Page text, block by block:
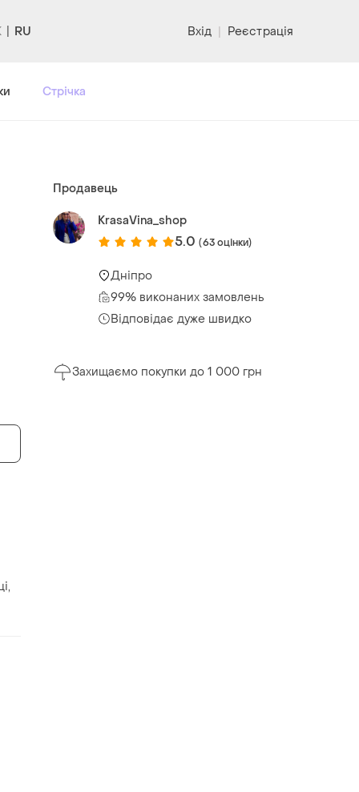
RU Вхід | Реєстрація
Стрічка
Продавець
KrasaVina_shop
5.0 (63 оцінки)
Дніпро
99% виконаних замовлень
Відповідає дуже швидко
Захищаємо покупки до 1 000 грн